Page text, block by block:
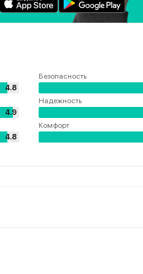
4.8
4.9
4.8
Безопасность
Надежность
Комфорт